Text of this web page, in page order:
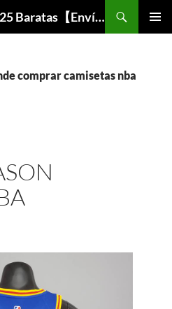
Camisetas NBA 2024 2025 Baratas【Envío Gratis】
comprar camisetas nba